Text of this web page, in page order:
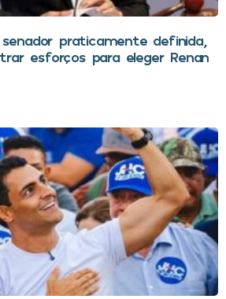
praticamente definida,
esforços para eleger Renan